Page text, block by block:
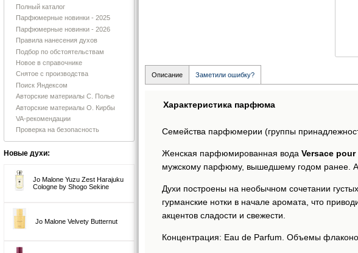
Полный каталог
Парфюмерные новинки - 2025
Парфюмерные новинки - 2026
Правила нанесения духов
Подбор по обстоятельствам
Новое в справочнике
Снятое с производства
Поиск Яндексом
Авторские материалы С. Полье
Авторские материалы О. Кирбы
VA-рекомендации
Проверка на безопасность
Новые духи:
Jo Malone Yuzu Zest Harajuku
Cologne by Shogo Sekine
Jo Malone Velvety Butternut
Описание Заметили ошибку?
Характеристика парфюма
Семейства парфюмерии (группы
Женская парфюмированная вода Versace
мужскому парфюму, вышедшему годом ранее.
Духи построены на необычном сочетании
гурманские нотки в начале аромата, что
акцентов сладости и свежести.
Концентрация: Eau de Parfum. Объемы